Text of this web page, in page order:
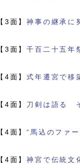
【3面】神事の継承
【3面】千百二十五
【4面】式年遷宮で
【4面】 刀剣は語る
【4面】“馬込のファ
【4面】神宮で伝統